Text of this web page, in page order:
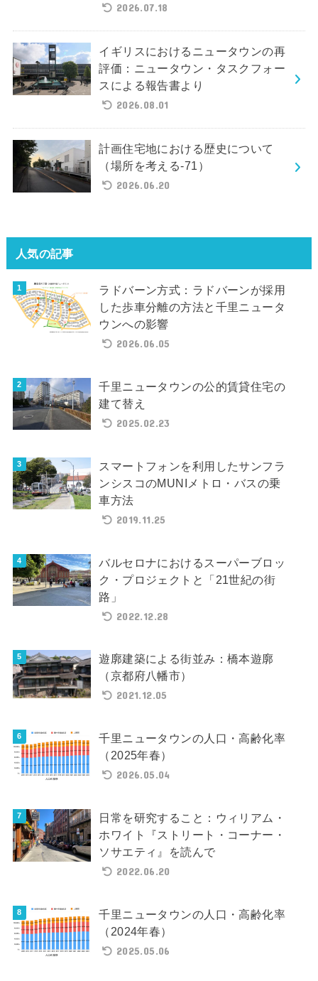
2026.07.18
イギリスにおけるニュータウンの再
評価：ニュータウン・タスクフォー
スによる報告書より
2026.08.01
計画住宅地における歴史について
（場所を考える-71）
2026.06.20
人気の記事
ラドバーン方式：ラドバーンが採用
した歩車分離の方法と千里ニュータ
ウンへの影響
2026.06.05
千里ニュータウンの公的賃貸住宅の
建て替え
2025.02.23
スマートフォンを利用したサンフラ
ンシスコのMUNIメトロ・バスの乗
車方法
2019.11.25
バルセロナにおけるスーパーブロッ
ク・プロジェクトと「21世紀の街
路」
2022.12.28
遊廓建築による街並み：橋本遊廓
（京都府八幡市）
2021.12.05
千里ニュータウンの人口・高齢化率
（2025年春）
2026.05.04
日常を研究すること：ウィリアム・
ホワイト『ストリート・コーナー・
ソサエティ』を読んで
2022.06.20
千里ニュータウンの人口・高齢化率
（2024年春）
2025.05.06